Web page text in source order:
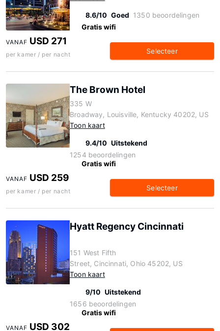
8.6/10 Goed 1350 beoordelingen
Gratis wifi
VANAF USD 271
per kamer / per nacht Selecteer
The Brown Hotel
335 W
Broadway, Louisville, Kentucky 40202, US
Toon kaart
9.4/10 Uitstekend
1254 beoordelingen
Gratis wifi
VANAF USD 259
per kamer / per nacht Selecteer
Hyatt Regency Cincinnati
151 West Fifth
Street, Cincinnati, Ohio 45202, US
Toon kaart
9/10 Uitstekend
1656 beoordelingen
Gratis wifi
VANAF USD 302